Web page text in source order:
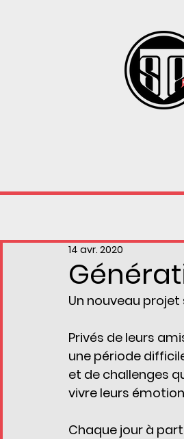
14 avr. 2020
Un nouveau
Privés de leurs
une période
et de challenges
vivre leurs
Chaque jour à